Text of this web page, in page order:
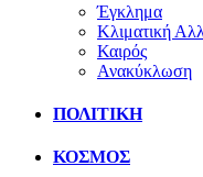
Έγκλημα
Κλιματική
Καιρός
Ανακύκλωση
ΠΟΛΙΤΙΚΗ
ΚΟΣΜΟΣ